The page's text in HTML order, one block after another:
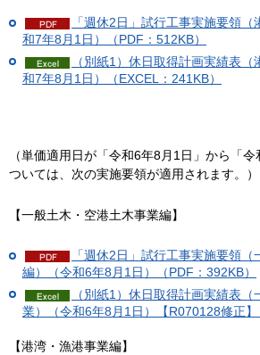
「週休2日」試行工事実施要領
和7年8月1日）（PDF：512KB）
（別紙1）休日取得計画実績表
和7年8月1日）（EXCEL：241KB）
（単価適用日が「令和6年8月1日」から「
ついては、次の実施要領が適用されます。）
【一般土木・空港土木事業編】
「週休2日」試行工事実施要領
編）（令和6年8月1日）（PDF：392KB）
（別紙1）休日取得計画実績表
業）（令和6年8月1日）【R070128修正】
【港湾・漁港事業編】